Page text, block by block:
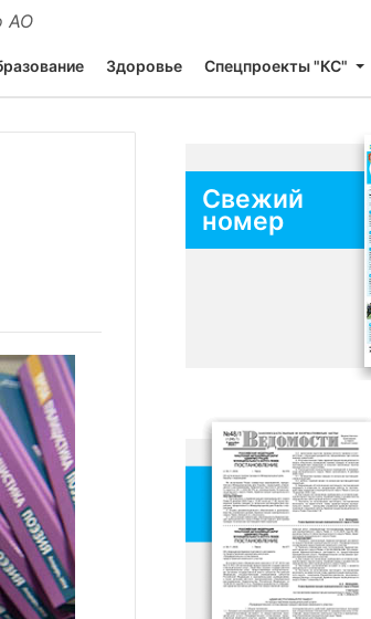
АО
Здоровье Спецпроекты "КС"
Свежий
номер